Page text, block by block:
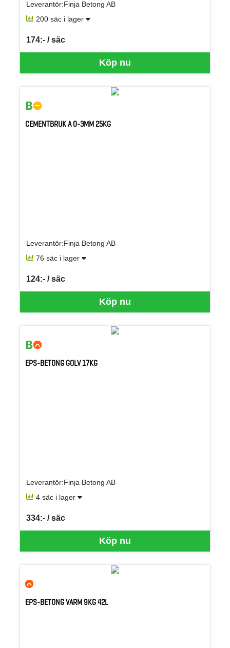
Leverantör:Finja Betong AB
200 säc i lager
Köp nu
174:- / säc
SEK per SÄC
CEMENTBRUK A 0-3MM 25KG
Leverantör:Finja Betong AB
76 säc i lager
Köp nu
124:- / säc
SEK per SÄC
EPS-BETONG GOLV 17KG
Leverantör:Finja Betong AB
4 säc i lager
Köp nu
334:- / säc
SEK per SÄC
EPS-BETONG VARM 9KG 42L